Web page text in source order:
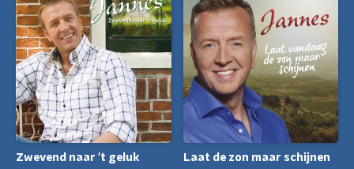
Zwevend naar 't geluk
Laat de zon maar schijnen